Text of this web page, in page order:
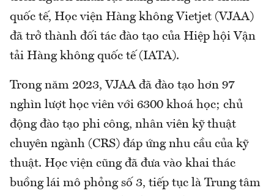
quốc tế, Học viện Hàng không Vietjet (VJAA)
đã trở thành đối tác đào tạo của Hiệp hội Vận
tải Hàng không quốc tế (IATA).
Trong năm 2023, VJAA đã đào tạo hơn 97
nghìn lượt học viên với 6300 khoá học; chủ
động đào tạo phi công, nhân viên kỹ thuật
chuyên ngành (CRS) đáp ứng nhu cầu của kỹ
thuật. Học viện cũng đã đưa vào khai thác
buồng lái mô phỏng số 3, tiếp tục là Trung tâm